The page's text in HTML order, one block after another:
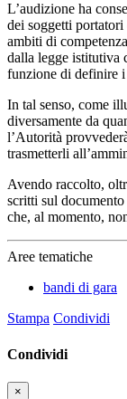
L’audizione ha
dei soggetti
ambiti di
dalla legge istitutiva
funzione di definire i
In tal senso, come
diversamente da
l’Autorità
trasmetterli
Avendo raccolto,
scritti sul
che, al momento,
Aree tematiche
bandi di gara
Stampa Condividi
Condividi
×